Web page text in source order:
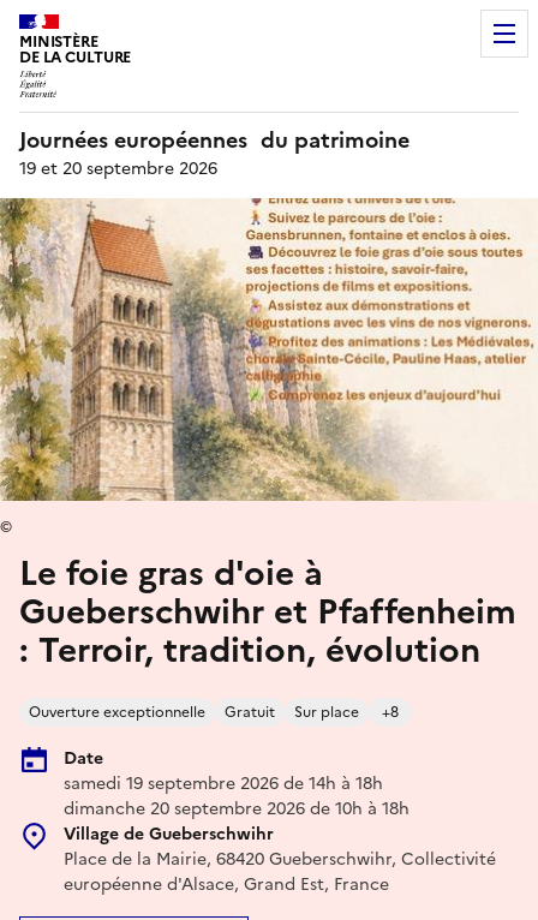
MINISTÈRE
DE LA CULTURE
Journées européennes du patrimoine
19 et 20 septembre 2026
Le foie gras d'oie à
Gueberschwihr et Pfaffenheim
: Terroir, tradition, évolution
Ouverture exceptionnelle Gratuit Sur place +8
Date
samedi 19 septembre 2026 de 14h à 18h
dimanche 20 septembre 2026 de 10h à 18h
Village de Gueberschwihr
Place de la Mairie, 68420 Gueberschwihr, Collectivité
européenne d'Alsace, Grand Est, France
©